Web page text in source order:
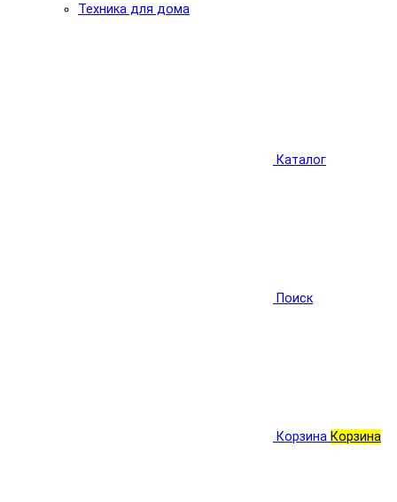
Техника для дома
Каталог
Поиск
Корзина Корзина